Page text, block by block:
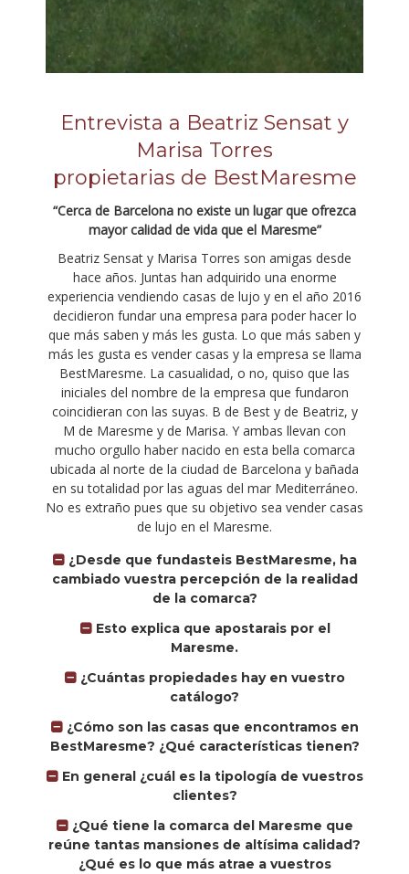
Entrevista a Beatriz Sensat y
Marisa Torres
propietarias de BestMaresme
“Cerca de Barcelona no existe un lugar que ofrezca
mayor calidad de vida que el Maresme”
Beatriz Sensat y Marisa Torres son amigas desde
hace años. Juntas han adquirido una enorme
experiencia vendiendo casas de lujo y en el año 2016
decidieron fundar una empresa para poder hacer lo
que más saben y más les gusta. Lo que más saben y
más les gusta es vender casas y la empresa se llama
BestMaresme. La casualidad, o no, quiso que las
iniciales del nombre de la empresa que fundaron
coincidieran con las suyas. B de Best y de Beatriz, y
M de Maresme y de Marisa. Y ambas llevan con
mucho orgullo haber nacido en esta bella comarca
ubicada al norte de la ciudad de Barcelona y bañada
en su totalidad por las aguas del mar Mediterráneo.
No es extraño pues que su objetivo sea vender casas
de lujo en el Maresme.
¿Desde que fundasteis BestMaresme, ha
cambiado vuestra percepción de la realidad
de la comarca?
Esto explica que apostarais por el
Maresme.
¿Cuántas propiedades hay en vuestro
catálogo?
¿Cómo son las casas que encontramos en
BestMaresme? ¿Qué características tienen?
En general ¿cuál es la tipología de vuestros
clientes?
¿Qué tiene la comarca del Maresme que
reúne tantas mansiones de altísima calidad?
¿Qué es lo que más atrae a vuestros